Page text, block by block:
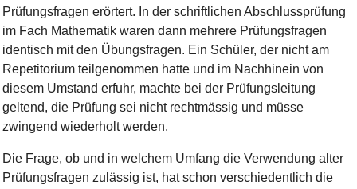
Prüfungsfragen erörtert. In der schriftlichen Abschlussprüfung
im Fach Mathematik waren dann mehrere Prüfungsfragen
identisch mit den Übungsfragen. Ein Schüler, der nicht am
Repetitorium teilgenommen hatte und im Nachhinein von
diesem Umstand erfuhr, machte bei der Prüfungsleitung
geltend, die Prüfung sei nicht rechtmässig und müsse
zwingend wiederholt werden.
Die Frage, ob und in welchem Umfang die Verwendung alter
Prüfungsfragen zulässig ist, hat schon verschiedentlich die